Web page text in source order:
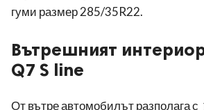
гуми размер 285/35R22.
Вътрешният
Q7 S line
От вътре автомобилът разполага